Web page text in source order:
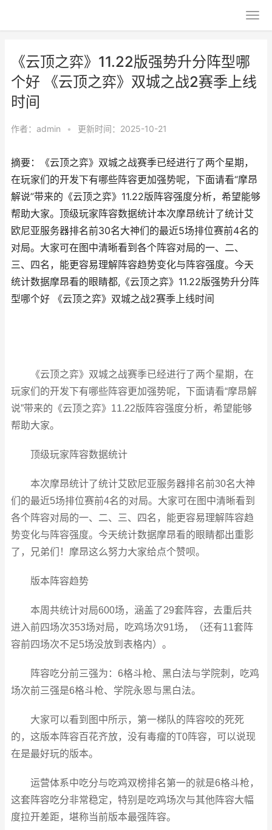
《云顶之弈》11.22版强势升分阵型哪
个好 《云顶之弈》双城之战2赛季上线
时间
作者： admin • 更新时间：2025-10-21
摘要：《云顶之弈》双城之战赛季已经进行了两个星期，
在玩家们的开发下有哪些阵容更加强势呢，下面请看“摩昂
解说”带来的《云顶之弈》11.22版阵容强度分析，希望能够
帮助大家。顶级玩家阵容数据统计本次摩昂统计了统计艾
欧尼亚服务器排名前30名大神们的最近5场排位赛前4名的
对局。大家可在图中清晰看到各个阵容对局的一、二、
三、四名，能更容易理解阵容趋势变化与阵容强度。今天
统计数据摩昂看的眼睛都,《云顶之弈》11.22版强势升分阵
型哪个好 《云顶之弈》双城之战2赛季上线时间
《云顶之弈》双城之战赛季已经进行了两个星期，在
玩家们的开发下有哪些阵容更加强势呢，下面请看“摩昂解
说”带来的《云顶之弈》11.22版阵容强度分析，希望能够
帮助大家。
顶级玩家阵容数据统计
本次摩昂统计了统计艾欧尼亚服务器排名前30名大神
们的最近5场排位赛前4名的对局。大家可在图中清晰看到
各个阵容对局的一、二、三、四名，能更容易理解阵容趋
势变化与阵容强度。今天统计数据摩昂看的眼睛都出重影
了，兄弟们！摩昂这么努力大家给点个赞呗。
版本阵容趋势
本周共统计对局600场，涵盖了29套阵容，去重后共
进入前四场次353场对局，吃鸡场次91场，（还有11套阵
容前四场次不足5场没放到表格内）。
阵容吃分前三强为：6格斗枪、黑白法与学院刺，吃鸡
场次前三强是6格斗枪、学院永恩与黑白法。
大家可以看到图中所示，第一梯队的阵容咬的死死
的，这版本阵容百花齐放，没有毒瘤的T0阵容，可以说现
在是最好玩的版本。
运营体系中吃分与吃鸡双榜排名第一的就是6格斗枪，
这套阵容吃分非常稳定，特别是吃鸡场次与其他阵容大幅
度拉开差距，堪称当前版本最强阵容。